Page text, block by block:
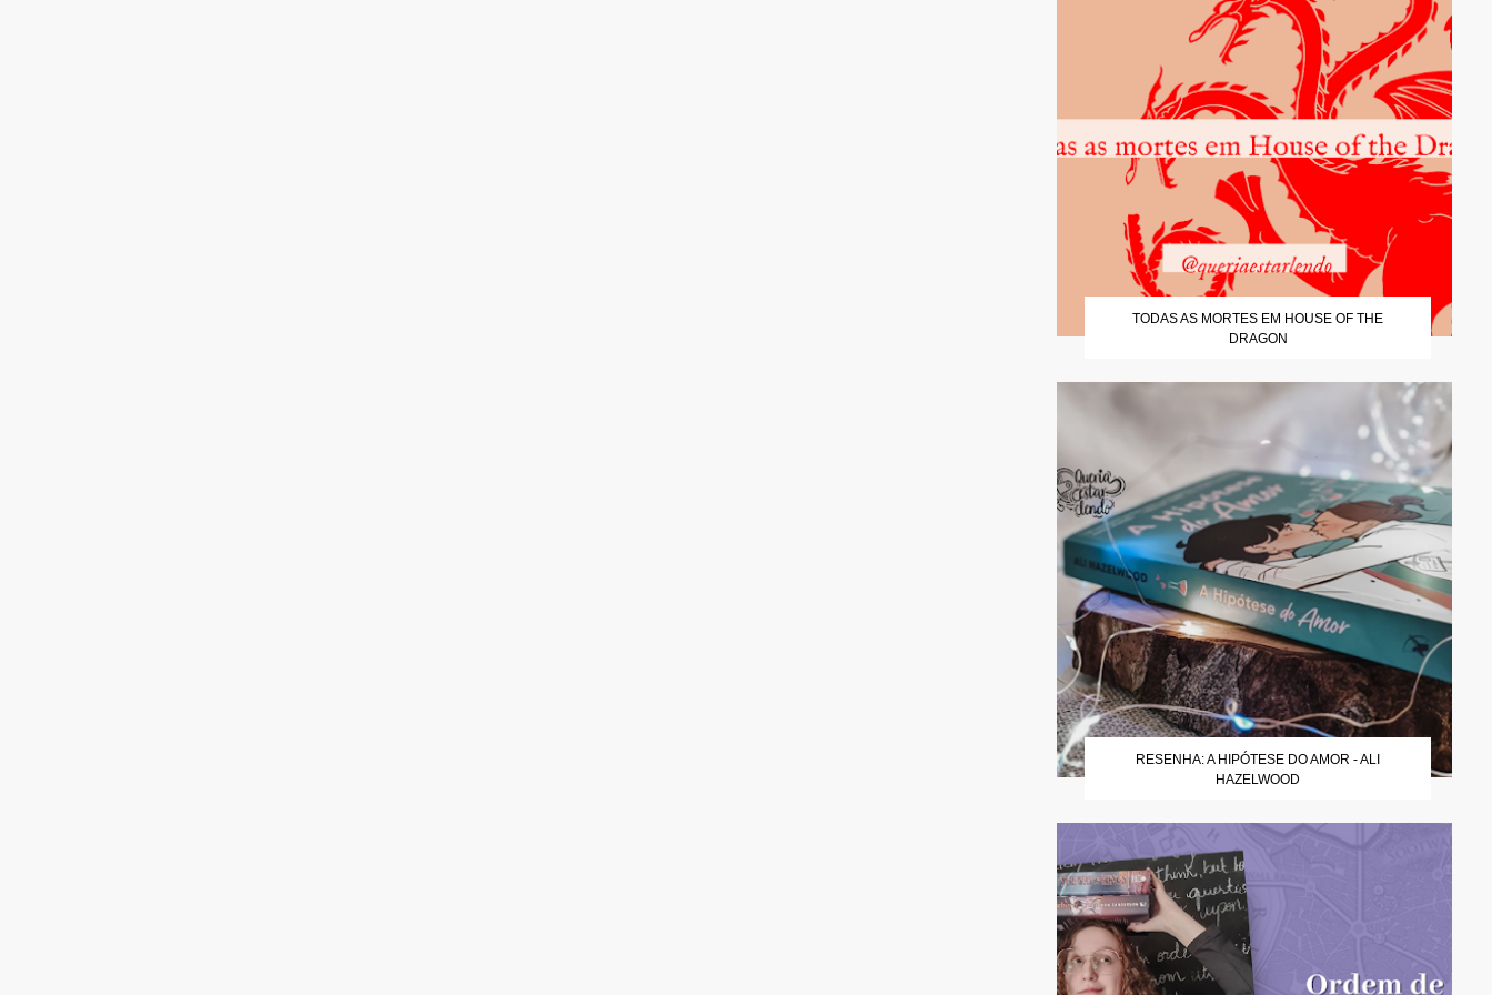
TODAS AS MORTES EM HOUSE OF THE
DRAGON
RESENHA: A HIPÓTESE DO AMOR - ALI
HAZELWOOD